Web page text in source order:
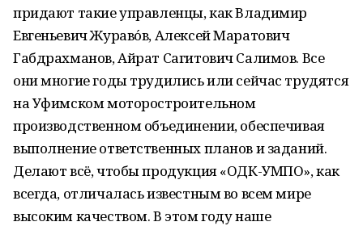
придают такие управленцы, как Владимир
Евгеньевич Жураво́в, Алексей Маратович
Габдрахманов, Айрат Сагитович Салимов. Все
они многие годы трудились или сейчас трудятся
на Уфимском моторостроительном
производственном объединении, обеспечивая
выполнение ответственных планов и заданий.
Делают всё, чтобы продукция «ОДК-УМПО», как
всегда, отличалась известным во всем мире
высоким качеством. В этом году наше